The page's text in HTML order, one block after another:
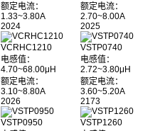
额定电流：
1.33~3.80A
2024
额定电流：
2.70~8.00A
2025
VCRHC1210
电感值：
4.70~68.00μH
额定电流：
3.10~8.80A
2026
VSTP0740
电感值：
2.72~3.80μH
额定电流：
3.60~5.20A
2173
VSTP0950
VSTP1260